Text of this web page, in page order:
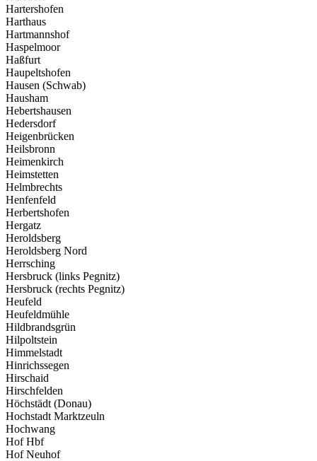
Hartershofen
Harthaus
Hartmannshof
Haspelmoor
Haßfurt
Haupeltshofen
Hausen (Schwab)
Hausham
Hebertshausen
Hedersdorf
Heigenbrücken
Heilsbronn
Heimenkirch
Heimstetten
Helmbrechts
Henfenfeld
Herbertshofen
Hergatz
Heroldsberg
Heroldsberg Nord
Herrsching
Hersbruck (links Pegnitz)
Hersbruck (rechts Pegnitz)
Heufeld
Heufeldmühle
Hildbrandsgrün
Hilpoltstein
Himmelstadt
Hinrichssegen
Hirschaid
Hirschfelden
Höchstädt (Donau)
Hochstadt Marktzeuln
Hochwang
Hof Hbf
Hof Neuhof